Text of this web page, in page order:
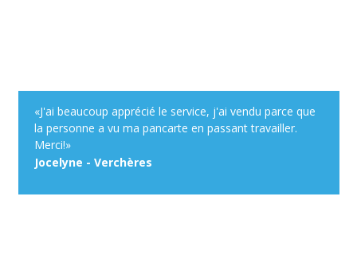
«J'ai beaucoup apprécié le service, j'ai vendu parce que
la personne a vu ma pancarte en passant travailler.
Merci!»
Jocelyne - Verchères